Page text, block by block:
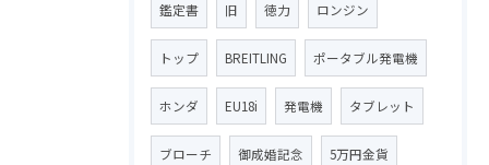
鑑定書 旧 徳力 ロンジン
トップ BREITLING ポータブル発電機
ホンダ EU18i 発電機 タブレット
ブローチ 御成婚記念 5万円金貨